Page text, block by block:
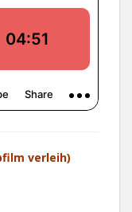
verleih)